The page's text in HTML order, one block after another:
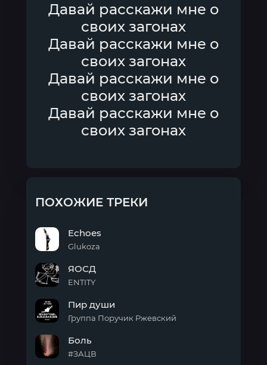
Давай расскажи мне о
своих загонах
Давай расскажи мне о
своих загонах
Давай расскажи мне о
своих загонах
Давай расскажи мне о
своих загонах
ПОХОЖИЕ ТРЕКИ
Echoes
Glukoza
ЯОСД
ENTITY
души
Пир души
Группа Поручик Ржевский
Боль
#ЗАЦВ